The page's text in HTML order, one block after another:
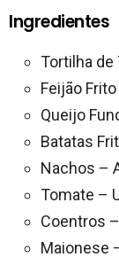
Ingredientes
Tortilha de
Feijão
Queijo
Batatas
Nachos –
Tomate –
Coentros
Maionese